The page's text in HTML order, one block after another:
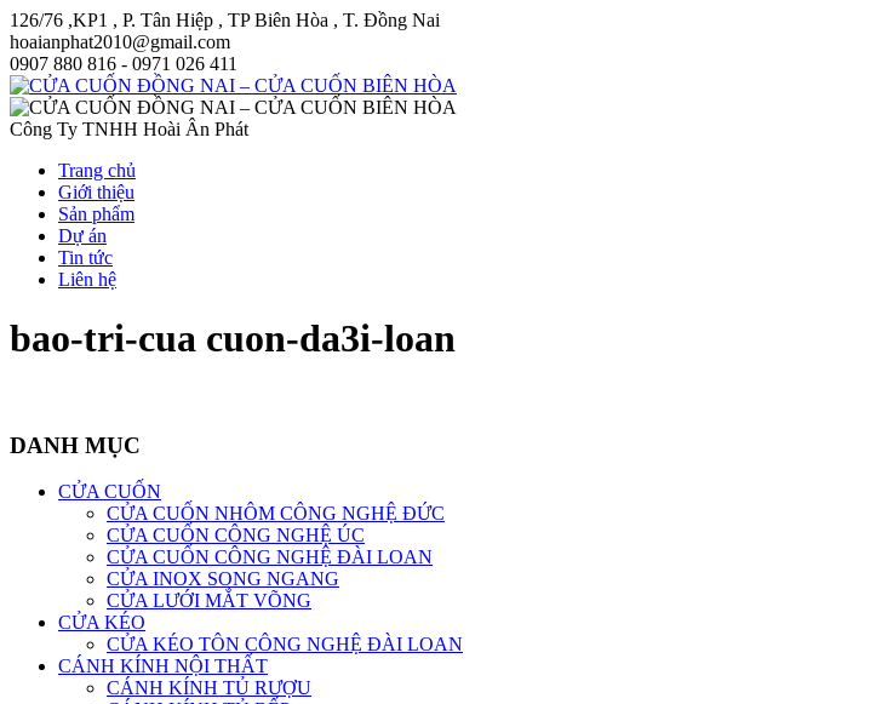
126/76 ,KP1 , P. Tân Hiệp , TP Biên Hòa , T. Đồng Nai
hoaianphat2010@gmail.com
0907 880 816 - 0971 026 411
Công Ty TNHH Hoài Ân Phát
Trang chủ
Giới thiệu
Sản phẩm
Dự án
Tin tức
Liên hệ
bao-tri-cua cuon-da3i-loan
DANH MỤC
CỬA CUỐN
CỬA CUỐN NHÔM CÔNG NGHỆ ĐỨC
CỬA CUỐN CÔNG NGHỆ ÚC
CỬA CUỐN CÔNG NGHỆ ĐÀI LOAN
CỬA INOX SONG NGANG
CỬA LƯỚI MẮT VÕNG
CỬA KÉO
CỬA KÉO TÔN CÔNG NGHỆ ĐÀI LOAN
CÁNH KÍNH NỘI THẤT
CÁNH KÍNH TỦ RƯỢU